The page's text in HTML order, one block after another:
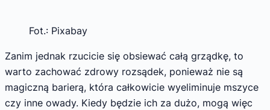
Fot.: Pixabay
Zanim jednak rzucicie się obsiewać całą grządkę, to
warto zachować zdrowy rozsądek, ponieważ nie są
magiczną barierą, która całkowicie wyeliminuje mszyce
czy inne owady. Kiedy będzie ich za dużo, mogą więc